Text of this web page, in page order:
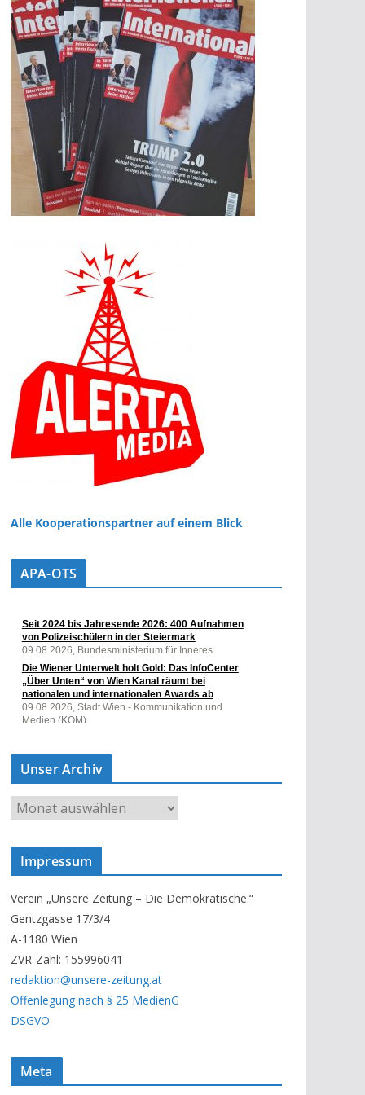
Alle Kooperationspartner auf einem Blick
APA-OTS
Unser Archiv
U
n
s
A
r
c
h
i
v
Impressum
Verein „Unsere Zeitung – Die Demokratische.“
Gentzgasse 17/3/4
A-1180 Wien
ZVR-Zahl: 155996041
redaktion@unsere-zeitung.at
Offenlegung nach § 25 MedienG
DSGVO
Meta